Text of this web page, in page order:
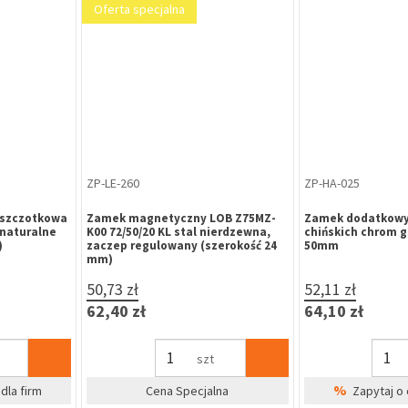
STOP
KL-GA-682
Klamka do drzwi chińskich GAMAR
TITAN z osłoną wkładki, rozstaw 68
mm, czarny mat, strona lewa
52,73 zł
64,86 zł
kpl
Zapytaj o cenę dla firm
KL-GA-688
Klamka do drzwi
TITAN z osłoną
mm, srebrna,
52,73 zł
64,86 zł
% Zapytaj o